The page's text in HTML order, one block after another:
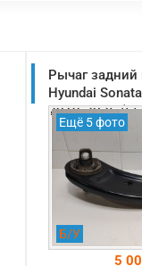
Рычаг
Hyundai
2019-2025
Ещё 5 фото
Б/У
5